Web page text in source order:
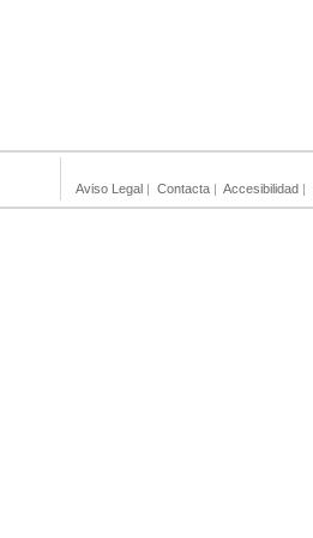
Aviso Legal | Contacta | Accesibilidad |